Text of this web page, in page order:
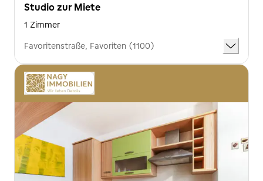
Studio zur Miete
1 Zimmer
Favoritenstraße, Favoriten (1100)